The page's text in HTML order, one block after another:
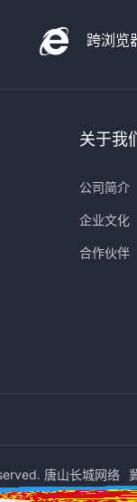
跨浏览
关于我
公司简介
企业文化
合作伙伴
唐山长城网络